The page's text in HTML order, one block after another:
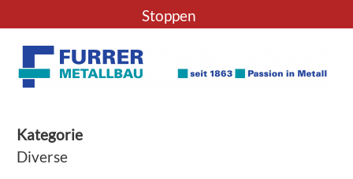
Stoppen
Kategorie
Diverse